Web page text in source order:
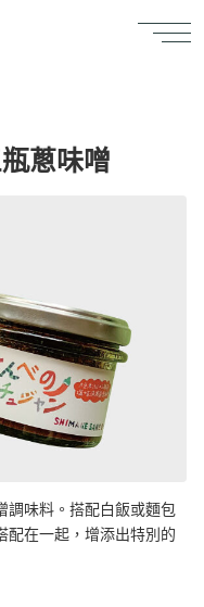
蔥味噌
調味料。搭配白飯或麵包
配在一起，增添出特別的